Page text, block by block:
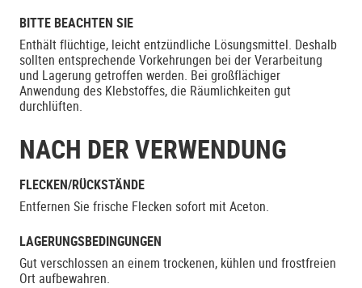
BITTE BEACHTEN SIE
Enthält flüchtige, leicht entzündliche Lösungsmittel. Deshalb
sollten entsprechende Vorkehrungen bei der Verarbeitung
und Lagerung getroffen werden. Bei großflächiger
Anwendung des Klebstoffes, die Räumlichkeiten gut
durchlüften.
NACH DER VERWENDUNG
FLECKEN/RÜCKSTÄNDE
Entfernen Sie frische Flecken sofort mit Aceton.
LAGERUNGSBEDINGUNGEN
Gut verschlossen an einem trockenen, kühlen und frostfreien
Ort aufbewahren.